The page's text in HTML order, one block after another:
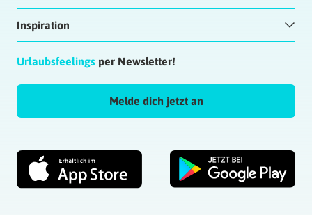
Inspiration
Urlaubsfeelings per Newsletter!
Melde dich jetzt an